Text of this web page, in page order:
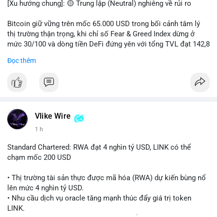
[Xu hướng chung]: 🟡 Trung lập (Neutral) nghiêng về rủi ro
Bitcoin giữ vững trên mốc 65.000 USD trong bối cảnh tâm lý
thị trường thận trọng, khi chỉ số Fear & Greed Index dừng ở
mức 30/100 và dòng tiền DeFi đứng yên với tổng TVL đạt 142,8
tăng gần 3% khi Iran-Oman hứa mở lại eo Hormuz, giảm lo ngại
lớn khác. Đáng chú ý, thanh lý Short chiếm tới 81,7% tổng 35,7
triệu USD thanh lý trong 24h, cho thấy phe bán đang yếu thế.
- DeFi & Công nghệ: Standard Chartered dự báo thị trường RWA
sẽ bùng nổ lên 4 nghìn tỷ USD, kéo theo giá trị token LINK có
hoàn tất thương vụ mua lại startup stablecoin BVNK trị giá 1,8
tỷ USD, đánh dấu bước tiến lớn trong thanh toán số.
- Quy định & Pháp lý: FCA Anh đang xây dựng khung pháp lý
Đọc thêm
Vlike Wire
1 h
Standard Chartered: RWA đạt 4 nghìn tỷ USD, LINK có thể
chạm mốc 200 USD
• Thị trường tài sản thực được mã hóa (RWA) dự kiến bùng nổ
lên mức 4 nghìn tỷ USD.
• Nhu cầu dịch vụ oracle tăng mạnh thúc đẩy giá trị token
LINK.